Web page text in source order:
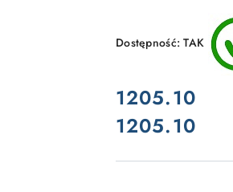
Dostępność:TAK
cena:
1205.10
Cena:
1205.10